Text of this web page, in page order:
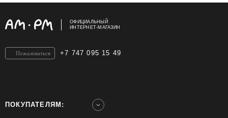
ОФИЦИАЛЬНЫЙ
ИНТЕРНЕТ-МАГАЗИН
+7 747 095 15 49
Пожаловаться
ПОКУПАТЕЛЯМ: